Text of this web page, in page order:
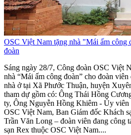
OSC Việt Nam tặng nhà "Mái ấm công
đoàn
Sáng ngày 28/7, Công đoàn OSC Việt
nhà “Mái ấm công đoàn” cho đoàn
nhà ở tại Xã Phước Thuận, huyện
tham dự gồm có: Ông Thái Hồng
ty, Ông Nguyễn Hồng Khiêm - Ủy
OSC Việt Nam, Ban Giám đốc Khách
Trần Văn Long – đoàn viên đang công
sạn Rex thuộc OSC Việt Nam....